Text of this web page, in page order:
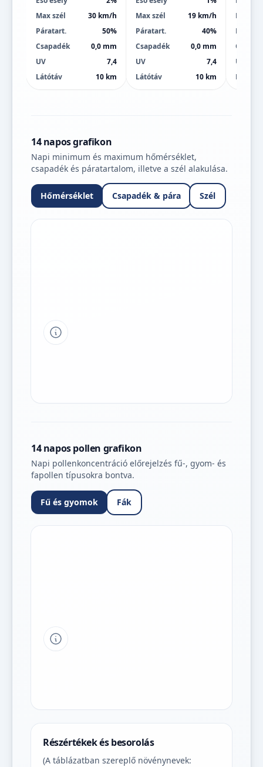
Max szél
30 km/h
Páratart.
50%
Csapadék
0,0 mm
UV
7,4
Látótáv
10 km
Max szél
19 km/h
Páratart.
40%
Csapadék
0,0 mm
UV
7,4
Látótáv
10 km
Max
UV
Látótáv
14 napos grafikon
Napi minimum és maximum hőmérséklet,
csapadék és páratartalom, illetve a szél alakulása.
Hőmérséklet Csapadék & pára Szél
Tipp a grafikon jelmagyarázatához
14 napos pollen grafikon
Napi pollenkoncentráció előrejelzés fű-, gyom- és
fapollen típusokra bontva.
Fű és gyomok Fák
Tipp a grafikon jelmagyarázatához
Részértékek és besorolás
(A táblázatban szereplő növénynevek: